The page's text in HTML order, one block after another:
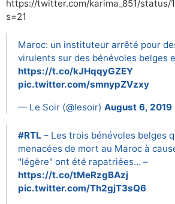
https://twitter.com/karima_851/status/
s=21
Maroc: un instituteur arrêté pour
virulents sur des bénévoles belges
https://t.co/kJHqqyGZEY
pic.twitter.com/smnypZVzxy
— Le Soir (@lesoir) August 6, 2019
#RTL – Les trois bénévoles belges
menacées de mort au Maroc à
"légère" ont été rapatriées… –
https://t.co/tMeRzgBAzj
pic.twitter.com/Th2gjT3sQ6